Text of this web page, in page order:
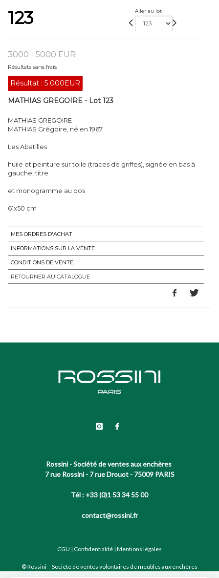
123 Aller au lot
3000 - 5000 EUR
Résultats sans frais
Résultat : 5 000EUR
MATHIAS GREGOIRE - Lot 123
MATHIAS GREGOIRE
MATHIAS Grégoire, né en 1967
Les Abatilles
huile et peinture sur toile (traces de griffes), signée en bas à
gauche, titre
et monogramme au dos
61x50 cm
MES ORDRES D'ACHAT
INFORMATIONS SUR LA VENTE
CONDITIONS DE VENTE
RETOURNER AU CATALOGUE
Rossini - Société de ventes aux enchères
7 rue Rossini - 7 rue Drouot - 75009 PARIS
Tél : +33 (0)1 53 34 55 00
contact@rossini.fr
CGU | Confidentialité | Mentions légales
© Rossini – Société de ventes volontaires de meubles aux enchères